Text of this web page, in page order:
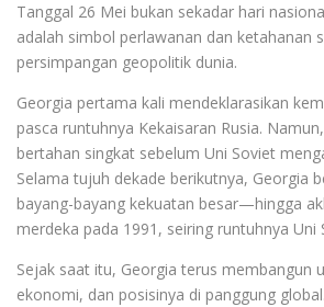
Tanggal 26 Mei bukan sekadar hari
adalah simbol perlawanan dan ketahanan
persimpangan geopolitik dunia.
Georgia pertama kali mendeklarasikan
pasca runtuhnya Kekaisaran Rusia.
bertahan singkat sebelum Uni Soviet
Selama tujuh dekade berikutnya, Georgia
bayang-bayang kekuatan besar—hingga
merdeka pada 1991, seiring runtuhnya Uni
Sejak saat itu, Georgia terus membangun
ekonomi, dan posisinya di panggung global.